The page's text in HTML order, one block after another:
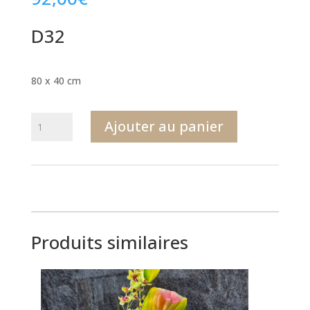
D32
80 x 40 cm
Ajouter au panier
Produits similaires